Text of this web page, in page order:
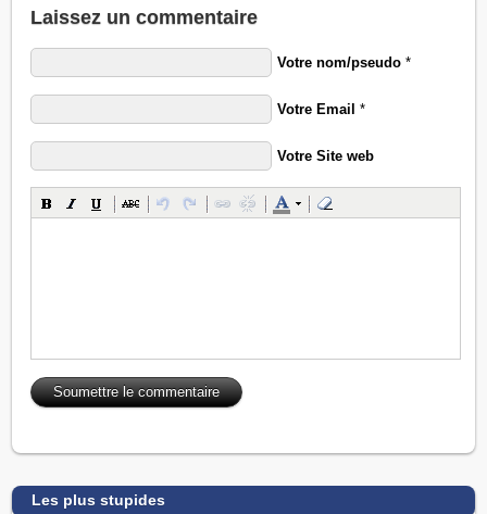
Laissez un commentaire
Votre nom/pseudo *
Votre Email *
Votre Site web
Les plus stupides